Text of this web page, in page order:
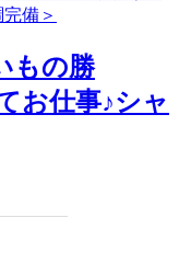
もの勝
お仕事♪シャ